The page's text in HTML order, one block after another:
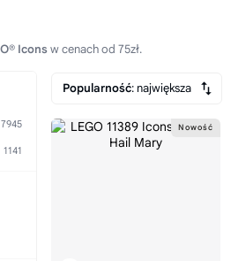
Iconsw cenach od 75zł.
Popularność: największa